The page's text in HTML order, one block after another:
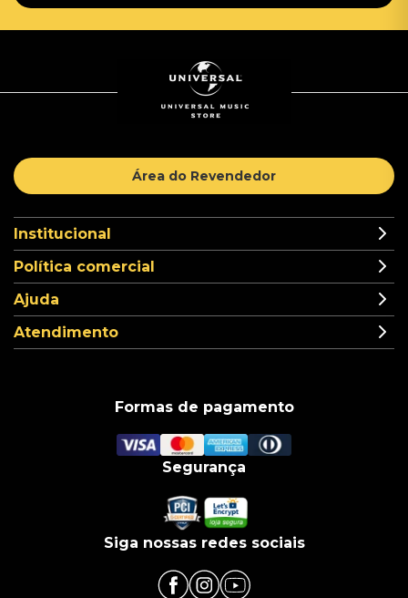
Área do Revendedor
Institucional
Política comercial
Ajuda
Atendimento
Formas de pagamento
Segurança
Siga nossas redes sociais